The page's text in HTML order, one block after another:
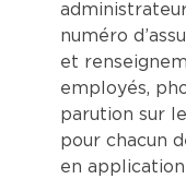
numéro
et
employés,
parution sur
pour chacun
en